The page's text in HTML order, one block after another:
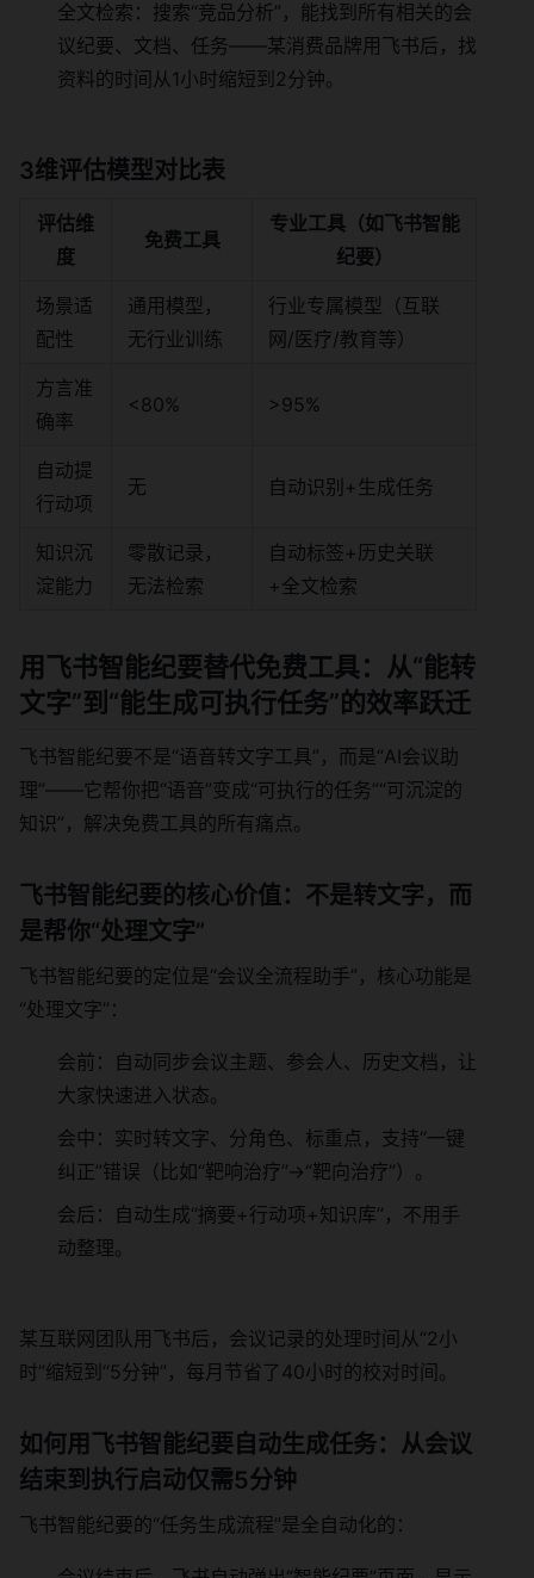
全文检索：搜索“竞品分析”，能找到所有相关的会
议纪要、文档、任务——某消费品牌用飞书后，找
资料的时间从1小时缩短到2分钟。
3维评估模型对比表
评估维
度
免费工具
专业工具（如飞书智能
纪要）
场景适
配性
通用模型，
无行业训练
行业专属模型（互联
网/医疗/教育等）
方言准
确率
<80% >95%
自动提
行动项
无 自动识别+生成任务
知识沉
淀能力
零散记录，
无法检索
自动标签+历史关联
+全文检索
用飞书智能纪要替代免费工具：从“能转
文字”到“能生成可执行任务”的效率跃迁
飞书智能纪要不是“语音转文字工具”，而是“AI会议助
理”——它帮你把“语音”变成“可执行的任务”“可沉淀的
知识”，解决免费工具的所有痛点。
飞书智能纪要的核心价值：不是转文字，而
是帮你“处理文字”
飞书智能纪要的定位是“会议全流程助手”，核心功能是
“处理文字”：
会前：自动同步会议主题、参会人、历史文档，让
大家快速进入状态。
会中：实时转文字、分角色、标重点，支持“一键
纠正”错误（比如“靶响治疗”→“靶向治疗”）。
会后：自动生成“摘要+行动项+知识库”，不用手
动整理。
某互联网团队用飞书后，会议记录的处理时间从“2小
时”缩短到“5分钟”，每月节省了40小时的校对时间。
如何用飞书智能纪要自动生成任务：从会议
结束到执行启动仅需5分钟
飞书智能纪要的“任务生成流程”是全自动化的：